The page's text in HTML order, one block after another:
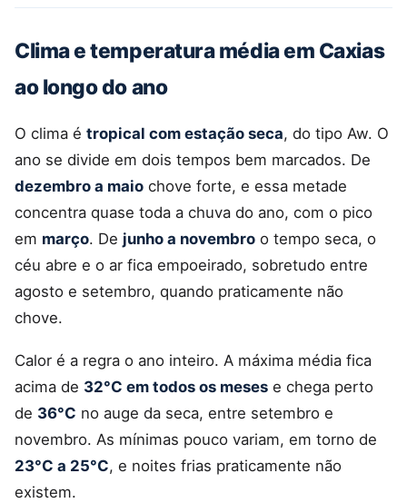
Clima e temperatura média em Caxias
ao longo do ano
O clima é tropical com estação seca, do tipo Aw. O
ano se divide em dois tempos bem marcados. De
dezembro a maio chove forte, e essa metade
concentra quase toda a chuva do ano, com o pico
em março. De junho a novembro o tempo seca, o
céu abre e o ar fica empoeirado, sobretudo entre
agosto e setembro, quando praticamente não
chove.
Calor é a regra o ano inteiro. A máxima média fica
acima de 32°C em todos os meses e chega perto
de 36°C no auge da seca, entre setembro e
novembro. As mínimas pouco variam, em torno de
23°C a 25°C, e noites frias praticamente não
existem.